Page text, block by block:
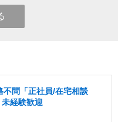
不問「正社員/在宅相談
経験歓迎